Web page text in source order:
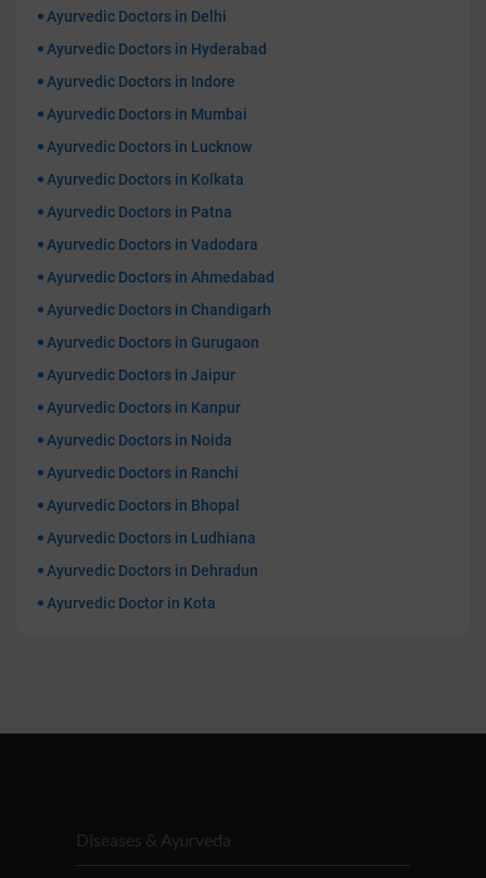
Ayurvedic Doctors in Delhi
Ayurvedic Doctors in Hyderabad
Ayurvedic Doctors in Indore
Ayurvedic Doctors in Mumbai
Ayurvedic Doctors in Lucknow
Ayurvedic Doctors in Kolkata
Ayurvedic Doctors in Patna
Ayurvedic Doctors in Vadodara
Ayurvedic Doctors in Ahmedabad
Ayurvedic Doctors in Chandigarh
Ayurvedic Doctors in Gurugaon
Ayurvedic Doctors in Jaipur
Ayurvedic Doctors in Kanpur
Ayurvedic Doctors in Noida
Ayurvedic Doctors in Ranchi
Ayurvedic Doctors in Bhopal
Ayurvedic Doctors in Ludhiana
Ayurvedic Doctors in Dehradun
Ayurvedic Doctor in Kota
Diseases & Ayurveda